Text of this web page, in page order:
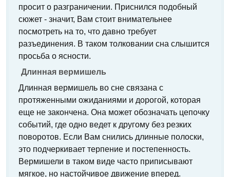
просит о разграничении. Приснился подобный
сюжет - значит, Вам стоит внимательнее
посмотреть на то, что давно требует
разъединения. В таком толковании сна слышится
просьба о ясности.
Длинная вермишель
Длинная вермишель во сне связана с
протяженными ожиданиями и дорогой, которая
еще не закончена. Она может обозначать цепочку
событий, где одно ведет к другому без резких
поворотов. Если Вам снились длинные полоски,
это подчеркивает терпение и постепенность.
Вермишели в таком виде часто приписывают
мягкое, но настойчивое движение вперед.